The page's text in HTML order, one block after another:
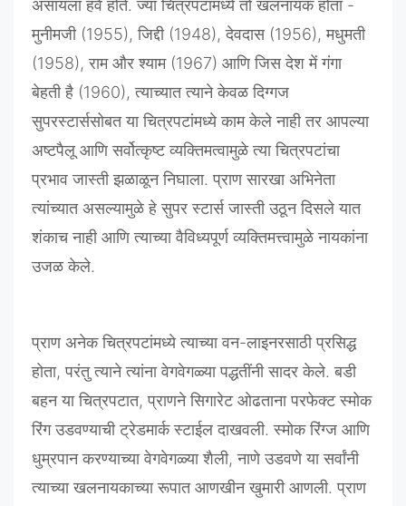
असायला हवे होते.ज्या चित्रपटांमध्ये तो खलनायक होता-
मुनीमजी(1955),जिद्दी(1948),देवदास(1956),मधुमती
(1958),राम और श्याम(1967) आणि जिस देश में गंगा
बेहती है (1960),त्याच्यात त्याने केवळ दिग्गज
सुपरस्टार्ससोबत या चित्रपटांमध्ये काम केले नाही तर आपल्या
अष्टपैलू आणि सर्वोत्कृष्ट व्यक्तिमत्वामुळे त्या चित्रपटांचा
प्रभाव जास्ती झळाळून निघाला.प्राण सारखा अभिनेता
त्यांच्यात असल्यामुळे हे सुपर स्टार्स जास्ती उठून दिसले यात
शंकाच नाही आणि त्याच्या वैविध्यपूर्ण व्यक्तिमत्त्वामुळे नायकांना
उजळ केले.
प्राण अनेक चित्रपटांमध्ये त्याच्या वन-लाइनरसाठी प्रसिद्ध
होता,परंतु त्याने त्यांना वेगवेगळ्या पद्धतींनी सादर केले.बडी
बहन या चित्रपटात,प्राणने सिगारेट ओढताना परफेक्ट स्मोक
रिंग उडवण्याची ट्रेडमार्क स्टाईल दाखवली.स्मोक रिंग्ज आणि
धुम्रपान करण्याच्या वेगवेगळ्या शैली,नाणे उडवणे या सर्वांनी
त्याच्या खलनायकाच्या रूपात आणखीन खुमारी आणली.प्राण